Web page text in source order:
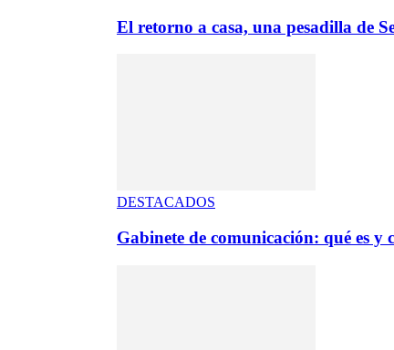
El retorno a casa, una pesadilla de
DESTACADOS
Gabinete de comunicación: qué es y